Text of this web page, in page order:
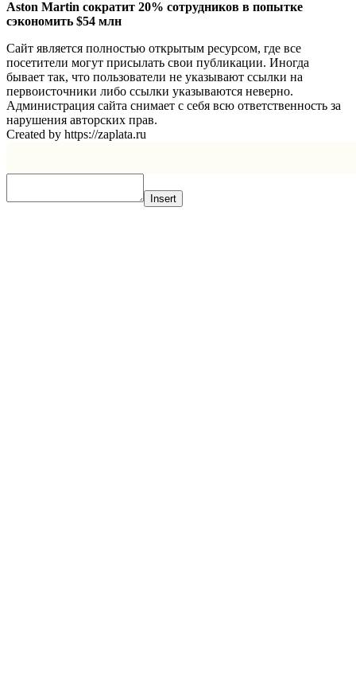
Aston Martin сократит 20% сотрудников в попытке
сэкономить $54 млн
Сайт является полностью открытым ресурсом, где все
посетители могут присылать свои публикации. Иногда
бывает так, что пользователи не указывают ссылки на
первоисточники либо ссылки указываются неверно.
Администрация сайта снимает с себя всю ответственность за
нарушения авторских прав.
Created by https://zaplata.ru
Insert